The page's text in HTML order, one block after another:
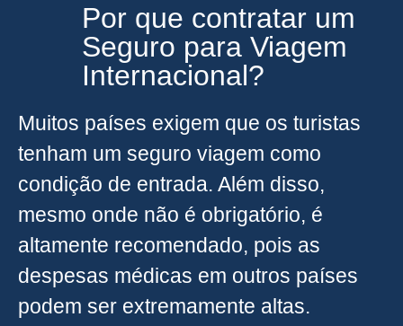
Por que contratar um
Seguro para Viagem
Internacional?
Muitos países exigem que os turistas
tenham um seguro viagem como
condição de entrada. Além disso,
mesmo onde não é obrigatório, é
altamente recomendado, pois as
despesas médicas em outros países
podem ser extremamente altas.